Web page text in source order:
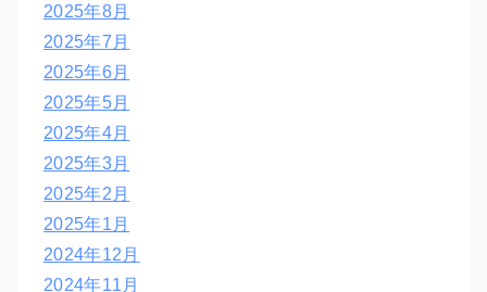
2025年8月
2025年7月
2025年6月
2025年5月
2025年4月
2025年3月
2025年2月
2025年1月
2024年12月
2024年11月